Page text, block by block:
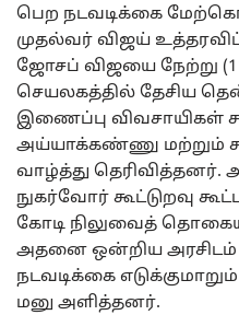
பெற நடவடிக்கை
முதல்வர் விஜய்
ஜோசப் விஜயை நேற்று
செயலகத்தில் தேசிய
இணைப்பு விவசாயிகள்
அய்யாக்கண்ணு மற்றும்
வாழ்த்து தெரிவித்தனர்.
நுகர்வோர் கூட்டுறவு
கோடி நிலுவைத்
அதனை ஒன்றிய அரசிடம்
நடவடிக்கை
மனு அளித்தனர்.